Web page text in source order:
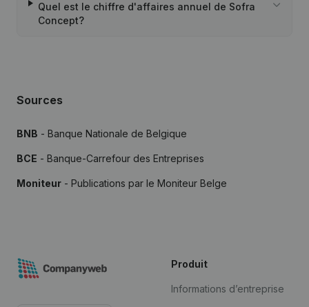
Quel est le chiffre d'affaires annuel de Sofra
Concept?
Sources
BNB - Banque Nationale de Belgique
BCE - Banque-Carrefour des Entreprises
Moniteur - Publications par le Moniteur Belge
Produit
Informations d’entreprise